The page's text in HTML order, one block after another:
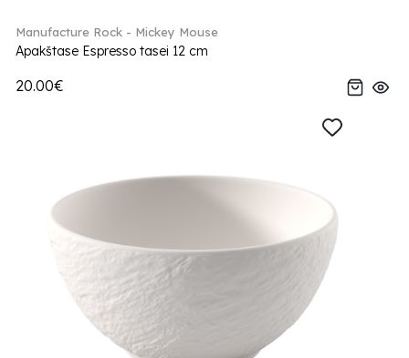
Manufacture Rock - Mickey Mouse
Apakštase Espresso tasei 12 cm
20.00€